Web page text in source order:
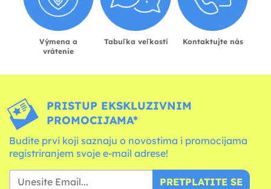
Výmena a
vrátenie
Tabuľka veľkostí Kontaktujte nás
PRISTUP EKSKLUZIVNIM
PROMOCIJAMA*
Budite prvi koji saznaju o novostima i promocijama
registriranjem svoje e-mail adrese!
PRETPLATITE SE